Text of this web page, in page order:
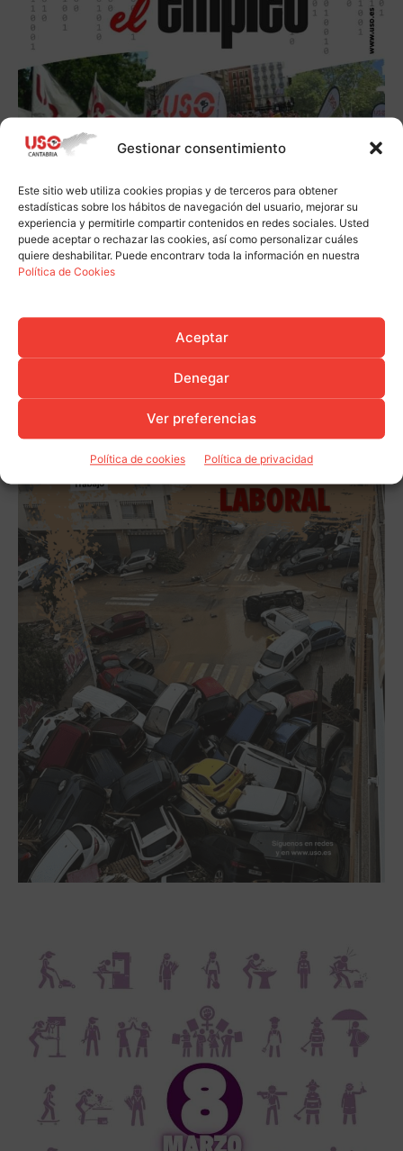
Gestionar consentimiento
Este sitio web utiliza cookies propias y de terceros para obtener
estadísticas sobre los hábitos de navegación del usuario, mejorar su
experiencia y permitirle compartir contenidos en redes sociales. Usted
puede aceptar o rechazar las cookies, así como personalizar cuáles
quiere deshabilitar. Puede encontrarv toda la información en nuestra
Política de Cookies
Aceptar
Denegar
Ver preferencias
Política de cookies Política de privacidad